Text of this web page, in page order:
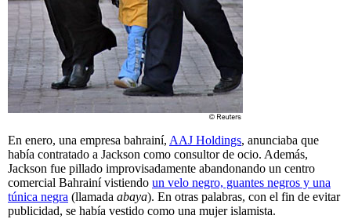
En enero, una empresa bahrainí, AAJ Holdings, anunciaba que
había contratado a Jackson como consultor de ocio. Además,
Jackson fue pillado improvisadamente abandonando un centro
comercial Bahrainí vistiendo un velo negro, guantes negros y una
túnica negra (llamada abaya). En otras palabras, con el fin de evitar
publicidad, se había vestido como una mujer islamista.